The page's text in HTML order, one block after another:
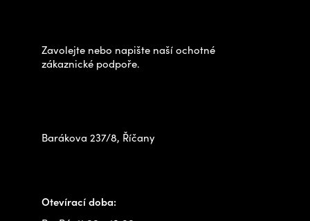
Zavolejte nebo napište naší ochotné
zákaznické podpoře.
Barákova 237/8, Říčany
Otevírací doba: